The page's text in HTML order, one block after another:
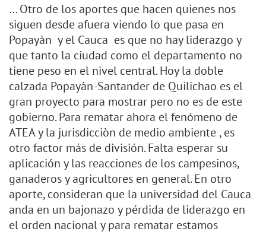
… Otro de los aportes que hacen quienes nos
siguen desde afuera viendo lo que pasa en
Popayàn y el Cauca es que no hay liderazgo y
que tanto la ciudad como el departamento no
tiene peso en el nivel central. Hoy la doble
calzada Popayàn-Santander de Quilichao es el
gran proyecto para mostrar pero no es de este
gobierno. Para rematar ahora el fenómeno de
ATEA y la jurisdicciòn de medio ambiente , es
otro factor más de división. Falta esperar su
aplicación y las reacciones de los campesinos,
ganaderos y agricultores en general. En otro
aporte, consideran que la universidad del Cauca
anda en un bajonazo y pérdida de liderazgo en
el orden nacional y para rematar estamos